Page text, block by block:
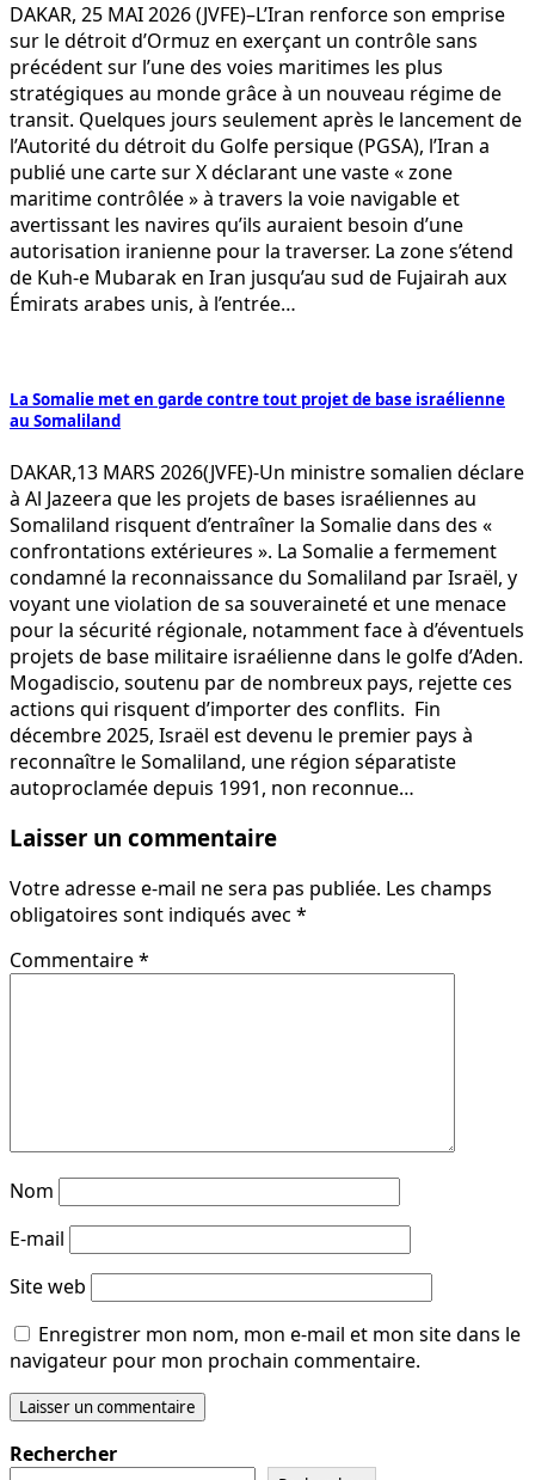
DAKAR, 25 MAI 2026 (JVFE)–L’Iran renforce son emprise
sur le détroit d’Ormuz en exerçant un contrôle sans
précédent sur l’une des voies maritimes les plus
stratégiques au monde grâce à un nouveau régime de
transit. Quelques jours seulement après le lancement de
l’Autorité du détroit du Golfe persique (PGSA), l’Iran a
publié une carte sur X déclarant une vaste « zone
maritime contrôlée » à travers la voie navigable et
avertissant les navires qu’ils auraient besoin d’une
autorisation iranienne pour la traverser. La zone s’étend
de Kuh-e Mubarak en Iran jusqu’au sud de Fujairah aux
Émirats arabes unis, à l’entrée…
La Somalie met en garde contre tout projet de base israélienne
au Somaliland
DAKAR,13 MARS 2026(JVFE)-Un ministre somalien déclare
à Al Jazeera que les projets de bases israéliennes au
Somaliland risquent d’entraîner la Somalie dans des «
confrontations extérieures ». La Somalie a fermement
condamné la reconnaissance du Somaliland par Israël, y
voyant une violation de sa souveraineté et une menace
pour la sécurité régionale, notamment face à d’éventuels
projets de base militaire israélienne dans le golfe d’Aden.
Mogadiscio, soutenu par de nombreux pays, rejette ces
actions qui risquent d’importer des conflits. Fin
décembre 2025, Israël est devenu le premier pays à
reconnaître le Somaliland, une région séparatiste
autoproclamée depuis 1991, non reconnue…
Laisser un commentaire
Votre adresse e-mail ne sera pas publiée. Les champs
obligatoires sont indiqués avec *
Commentaire*
Nom
E-mail
Site web
Enregistrer mon nom, mon e-mail et mon site dans le
navigateur pour mon prochain commentaire.
Rechercher